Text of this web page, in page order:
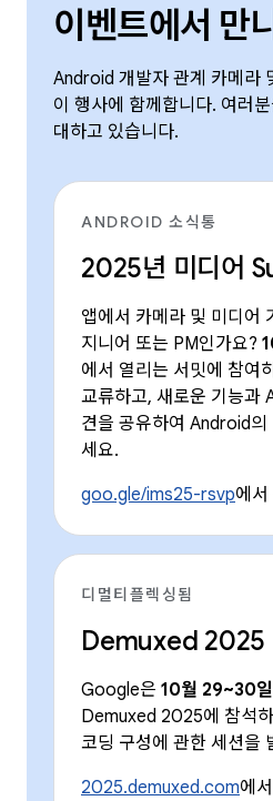
이벤트에서 만
Android 개발자 관계 카메라
이 행사에 함께합니다. 여러
대하고 있습니다.
ANDROID 소식통
2025년 미디어
앱에서 카메라 및 미디어
지니어 또는 PM인가요?
에서 열리는 서밋에 참여
교류하고, 새로운 기능과
견을 공유하여 Android
세요.
goo.gle/ims25-rsvp에
디멀티플렉싱됨
Demuxed 2025
Google은 10월 29~30일
Demuxed 2025에 참석
코딩 구성에 관한 세션을
2025.demuxed.com에